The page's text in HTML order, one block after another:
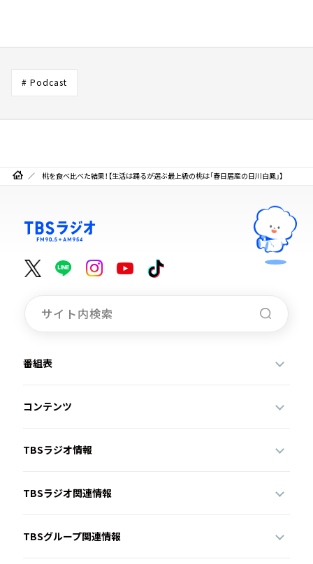
# Podcast
桃を食べ比べた結果！【生活は踊るが選ぶ最上級の桃は「春日居産の日川白鳳」】
番組表
コンテンツ
TBSラジオ情報
TBSラジオ関連情報
TBSグループ関連情報